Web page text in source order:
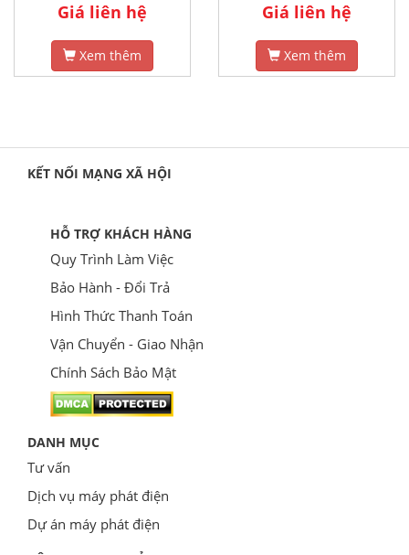
Giá liên hệ
Xem thêm
Giá liên hệ
Xem thêm
KẾT NỐI MẠNG XÃ HỘI
HỖ TRỢ KHÁCH HÀNG
Quy Trình Làm Việc
Bảo Hành - Đổi Trả
Hình Thức Thanh Toán
Vận Chuyển - Giao Nhận
Chính Sách Bảo Mật
DANH MỤC
Tư vấn
Dịch vụ máy phát điện
Dự án máy phát điện